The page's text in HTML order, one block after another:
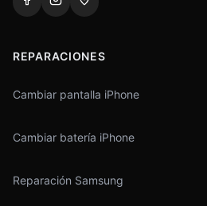
REPARACIONES
Cambiar pantalla iPhone
Cambiar batería iPhone
Reparación Samsung